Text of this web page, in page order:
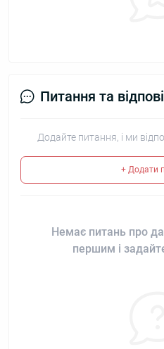
Питання та
Додайте питання, і ми
+ Додати
Немає питань про
першим і